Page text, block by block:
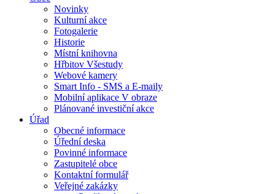
Novinky
Kulturní akce
Fotogalerie
Historie
Místní knihovna
Hřbitov Všestudy
Webové kamery
Smart Info - SMS a E-maily
Mobilní aplikace V obraze
Plánované investiční akce
Úřad
Obecné informace
Úřední deska
Povinné informace
Zastupitelé obce
Kontaktní formulář
Veřejné zakázky